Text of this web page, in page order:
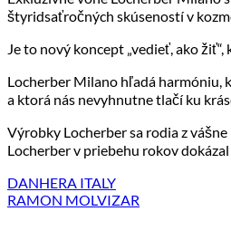
štyridsaťročných skúseností v
Je to nový koncept „vedieť, ako
Locherber Milano hľadá harmóniu,
a ktorá nás nevyhnutne tlačí ku
Výrobky Locherber sa rodia z
Locherber v priebehu rokov
DANHERA ITALY
RAMON MOLVIZAR